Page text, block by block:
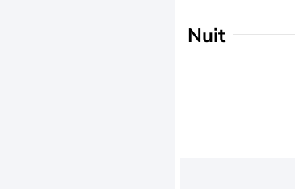
Nuit